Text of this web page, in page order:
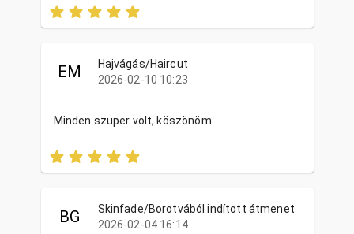
EM
Hajvágás/Haircut
2026-02-10 10:23
Minden szuper volt, köszönöm
BG
Skinfade/Borotvából indított átmenet
2026-02-04 16:14